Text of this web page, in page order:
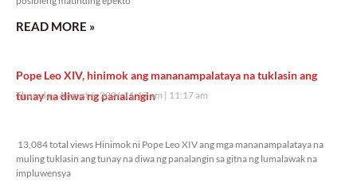
READ MORE »
Pope Leo XIV, hinimok ang mananampalataya na tuklasin ang
tunay na diwa ng panalangin
Thursday, August 6, 2026 11:17 am 11:17 am
13,084 total views Hinimok ni Pope Leo XIV ang mga mananampalataya na
muling tuklasin ang tunay na diwa ng panalangin sa gitna ng lumalawak na
impluwensya